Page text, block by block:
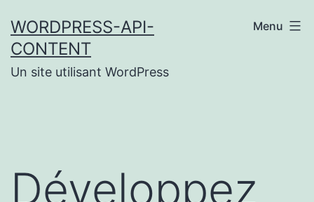
au
contenu
WORDPRESS-API-
CONTENT
Un site utilisant WordPress
Menu
Développez